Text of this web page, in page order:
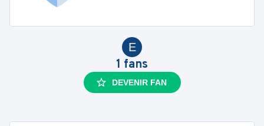
E
1 fans
DEVENIR FAN